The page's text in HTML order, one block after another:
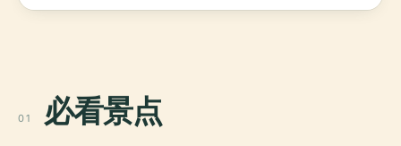
01 必看景点